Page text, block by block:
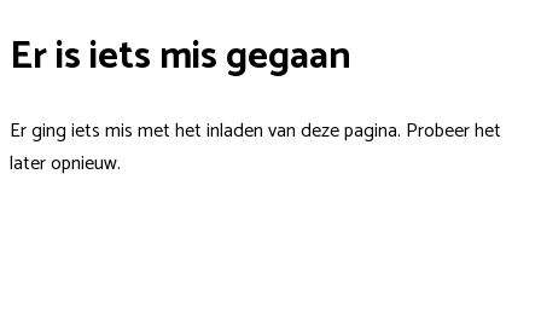
Er is iets mis gegaan
Er ging iets mis met het inladen van deze pagina. Probeer het
later opnieuw.